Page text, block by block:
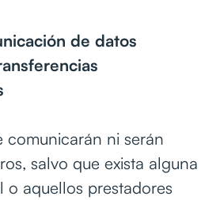
de datos
comunicarán ni serán
salvo que exista alguna
o aquellos prestadores